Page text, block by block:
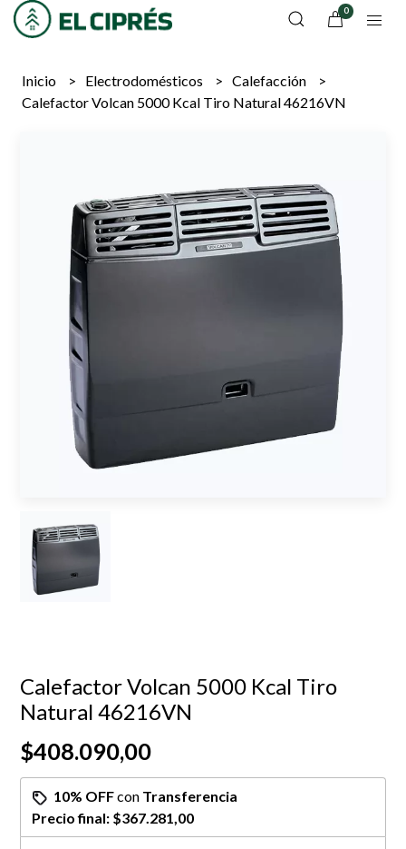
0
Inicio Electrodomésticos
Calefacción
Calefactor Volcan 5000 Kcal Tiro Natural 46216VN
Calefactor Volcan 5000 Kcal Tiro
Natural 46216VN
$408.090,00
10% OFFcon Transferencia
Precio final: $367.281,00